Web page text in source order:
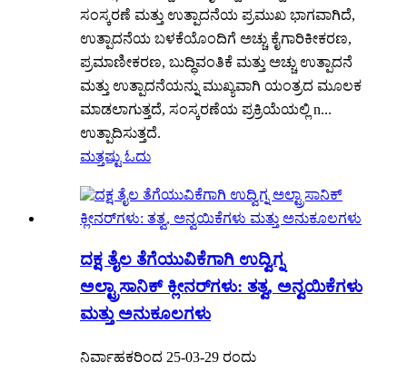
ಸಂಸ್ಕರಣೆ ಮತ್ತು ಉತ್ಪಾದನೆಯ ಪ್ರಮುಖ ಭಾಗವಾಗಿದೆ,
ಉತ್ಪಾದನೆಯ ಬಳಕೆಯೊಂದಿಗೆ ಅಚ್ಚು ಕೈಗಾರಿಕೀಕರಣ,
ಪ್ರಮಾಣೀಕರಣ, ಬುದ್ಧಿವಂತಿಕೆ ಮತ್ತು ಅಚ್ಚು ಉತ್ಪಾದನೆ
ಮತ್ತು ಉತ್ಪಾದನೆಯನ್ನು ಮುಖ್ಯವಾಗಿ ಯಂತ್ರದ ಮೂಲಕ
ಮಾಡಲಾಗುತ್ತದೆ, ಸಂಸ್ಕರಣೆಯ ಪ್ರಕ್ರಿಯೆಯಲ್ಲಿ n...
ಉತ್ಪಾದಿಸುತ್ತದೆ.
ಮತ್ತಷ್ಟು ಓದು
ದಕ್ಷ ತೈಲ ತೆಗೆಯುವಿಕೆಗಾಗಿ ಉದ್ವಿಗ್ನ
ಅಲ್ಟ್ರಾಸಾನಿಕ್ ಕ್ಲೀನರ್‌ಗಳು: ತತ್ವ, ಅನ್ವಯಿಕೆಗಳು
ಮತ್ತು ಅನುಕೂಲಗಳು
ನಿರ್ವಾಹಕರಿಂದ 25-03-29 ರಂದು